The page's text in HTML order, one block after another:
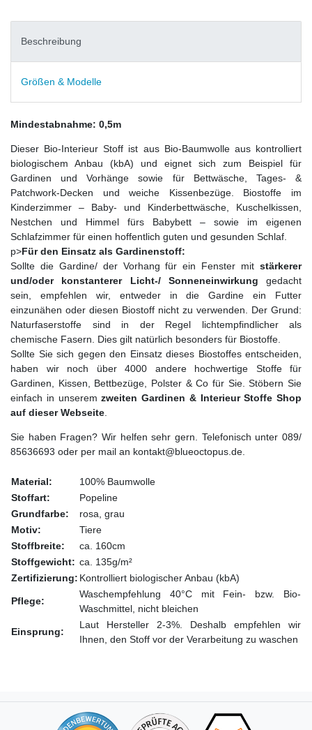
Beschreibung
Größen & Modelle
Mindestabnahme: 0,5m
Dieser Bio-Interieur Stoff ist aus Bio-Baumwolle aus kontrolliert
biologischem Anbau (kbA) und eignet sich zum Beispiel für
Gardinen und Vorhänge sowie für Bettwäsche, Tages- &
Patchwork-Decken und weiche Kissenbezüge. Biostoffe im
Kinderzimmer – Baby- und Kinderbettwäsche, Kuschelkissen,
Nestchen und Himmel fürs Babybett – sowie im eigenen
Schlafzimmer für einen hoffentlich guten und gesunden Schlaf.
p>Für den Einsatz als Gardinenstoff:
Sollte die Gardine/ der Vorhang für ein Fenster mit stärkerer
und/oder konstanterer Licht-/ Sonneneinwirkung gedacht
sein, empfehlen wir, entweder in die Gardine ein Futter
einzunähen oder diesen Biostoff nicht zu verwenden. Der Grund:
Naturfaserstoffe sind in der Regel lichtempfindlicher als
chemische Fasern. Dies gilt natürlich besonders für Biostoffe.
Sollte Sie sich gegen den Einsatz dieses Biostoffes entscheiden,
haben wir noch über 4000 andere hochwertige Stoffe für
Gardinen, Kissen, Bettbezüge, Polster & Co für Sie. Stöbern Sie
einfach in unseremzweiten Gardinen & Interieur Stoffe Shop
auf dieser Webseite.
Sie haben Fragen? Wir helfen sehr gern. Telefonisch unter 089/
85636693 oder per mail an kontakt@blueoctopus.de.
Material:
100% Baumwolle
Stoffart:
Popeline
Grundfarbe:
rosa, grau
Motiv:
Tiere
Stoffbreite:
ca. 160cm
Stoffgewicht: ca. 135g/m²
Zertifizierung: Kontrolliert biologischer Anbau (kbA)
Pflege:
Waschempfehlung 40°C mit Fein- bzw. Bio-
Waschmittel, nicht bleichen
Einsprung:
Laut Hersteller 2-3%. Deshalb empfehlen wir
Ihnen, den Stoff vor der Verarbeitung zu waschen